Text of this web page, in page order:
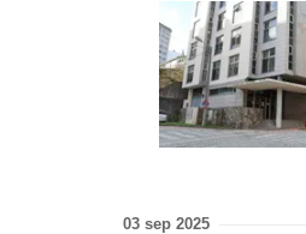
03 sep 2025